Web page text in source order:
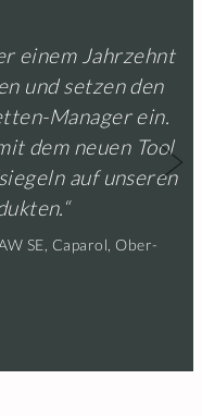
einem Jahrzehnt
und setzen den
Manager ein.
dem neuen Tool
auf unseren
SE, Caparol, Ober-
komfortabel
Feinkost GmbH,